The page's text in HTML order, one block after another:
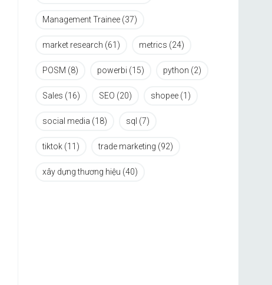
Management Trainee (37)
market research (61) metrics (24)
POSM (8) powerbi (15) python (2)
Sales (16) SEO (20) shopee (1)
social media (18) sql (7)
tiktok (11) trade marketing (92)
xây dựng thương hiệu (40)